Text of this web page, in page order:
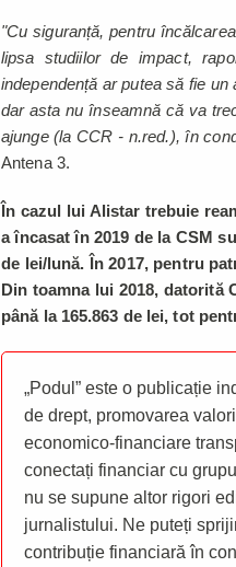
"Cu siguranță, pentru
lipsa studiilor de impact,
independență ar putea să fie
dar asta nu înseamnă că va
ajunge (la CCR - n.red.), în
Antena 3.
În cazul lui Alistar trebuie
a încasat în 2019 de la CSM
de lei/lună. În 2017, pentru
Din toamna lui 2018, datorită
până la 165.863 de lei, tot
„Podul” este o publicație
de drept, promovarea
economico-financiare
conectați financiar cu
nu se supune altor rigori
jurnalistului. Ne puteți
contribuție financiară în